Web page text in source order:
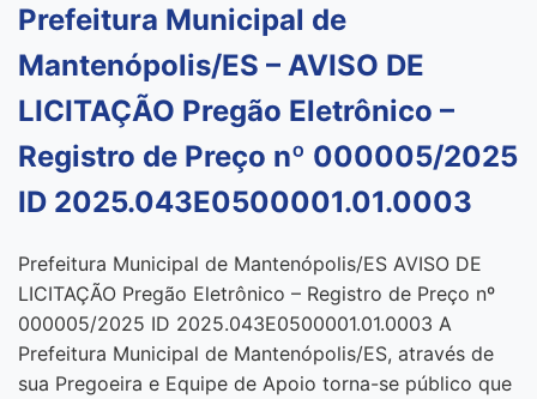
Prefeitura Municipal de
Mantenópolis/ES – AVISO DE
LICITAÇÃO Pregão Eletrônico –
Registro de Preço nº 000005/2025
ID 2025.043E0500001.01.0003
Prefeitura Municipal de Mantenópolis/ES AVISO DE
LICITAÇÃO Pregão Eletrônico – Registro de Preço nº
000005/2025 ID 2025.043E0500001.01.0003 A
Prefeitura Municipal de Mantenópolis/ES, através de
sua Pregoeira e Equipe de Apoio torna-se público que